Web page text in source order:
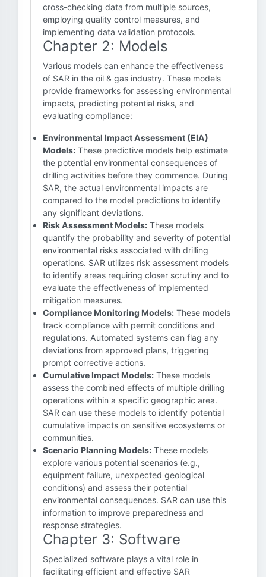
cross-checking data from multiple sources,
employing quality control measures, and
implementing data validation protocols.
Chapter 2: Models
Various models can enhance the effectiveness
of SAR in the oil & gas industry. These models
provide frameworks for assessing environmental
impacts, predicting potential risks, and
evaluating compliance:
Environmental Impact Assessment (EIA)
Models: These predictive models help estimate
the potential environmental consequences of
drilling activities before they commence. During
SAR, the actual environmental impacts are
compared to the model predictions to identify
any significant deviations.
Risk Assessment Models: These models
quantify the probability and severity of potential
environmental risks associated with drilling
operations. SAR utilizes risk assessment models
to identify areas requiring closer scrutiny and to
evaluate the effectiveness of implemented
mitigation measures.
Compliance Monitoring Models: These models
track compliance with permit conditions and
regulations. Automated systems can flag any
deviations from approved plans, triggering
prompt corrective actions.
Cumulative Impact Models: These models
assess the combined effects of multiple drilling
operations within a specific geographic area.
SAR can use these models to identify potential
cumulative impacts on sensitive ecosystems or
communities.
Scenario Planning Models: These models
explore various potential scenarios (e.g.,
equipment failure, unexpected geological
conditions) and assess their potential
environmental consequences. SAR can use this
information to improve preparedness and
response strategies.
Chapter 3: Software
Specialized software plays a vital role in
facilitating efficient and effective SAR